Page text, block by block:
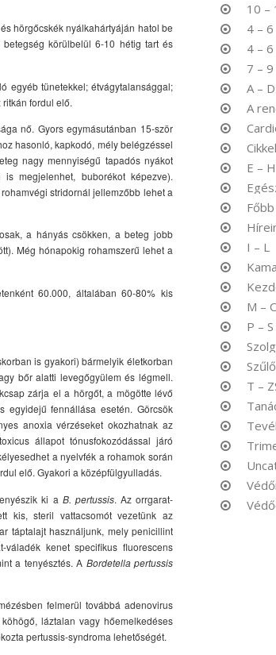
hörgőcskék nyálkahártyáján hatol be
körülbelül 6-10 hétig tart és
egyéb tünetekkel; étvágytalansággal;
fordul elő.
nő. Gyors egymásutánban 15-ször
hasonló, kapkodó, mély belégzéssel
nagy mennyiségű tapadós nyákot
megjelenhet, buborékot képezve).
stridornál jellemzőbb lehet a
a hányás csökken, a beteg jobb
Még hónapokig rohamszerű lehet a
60.000, általában 60-80% kis
is gyakori) bármelyik életkorban
bőr alatti levegőgyülem és légmell.
zárja el a hörgőt, a mögötte lévő
egyidejű fennállása esetén. Görcsök
anoxia vérzéseket okozhatnak az
állapot tónusfokozódással járó
a nyelvfék a rohamok során
elő. Gyakori a középfülgyulladás.
ki a B. pertussis. Az orrgarat-
kis, steril vattacsomót vezetünk az
táptalajt használjunk, mely penicillint
váladék kenet specifikus fluorescens
a tenyésztés. A Bordetella pertussis
felmerül továbbá adenovirus
láztalan vagy hőemelkedéses
pertussis-syndroma lehetőségét.
10 –
4 –
4 –
7 –
A – D
A
E – H
I – L
M –
P – S
T –